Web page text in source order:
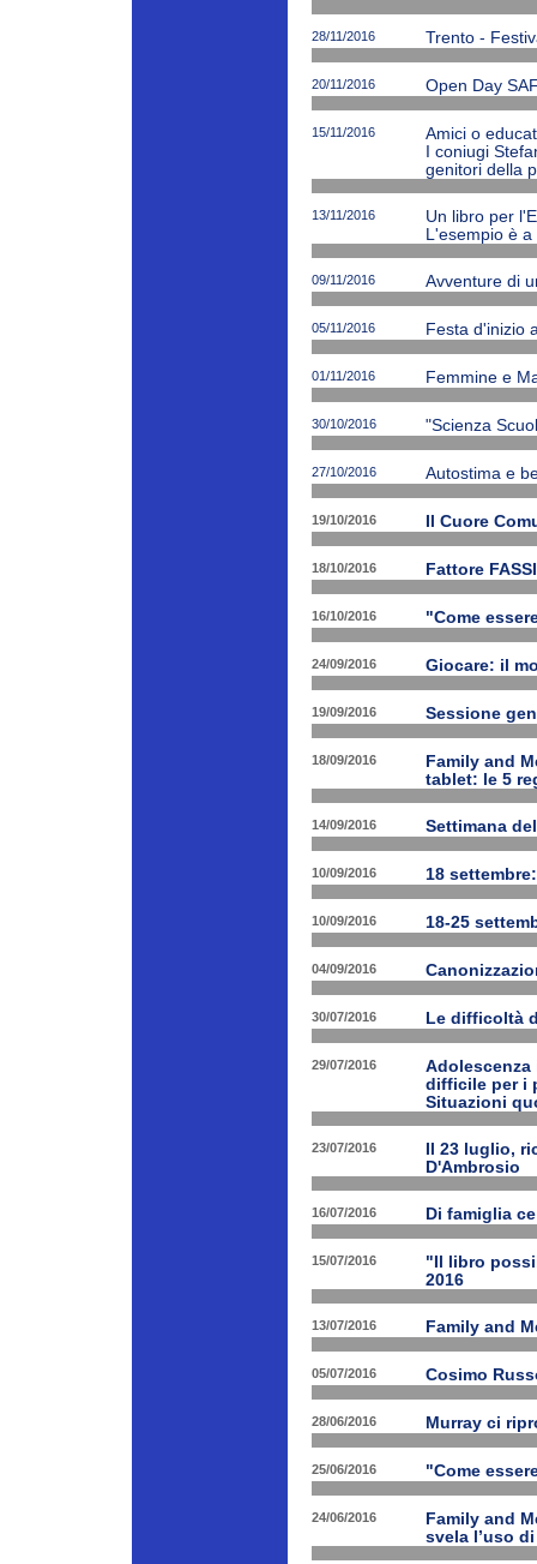
28/11/2016 Trento -
20/11/2016 Open Day
15/11/2016
Amici o
I coniugi
genitori della
13/11/2016
Un libro per
L'esempio è a
09/11/2016 Avventure di
05/11/2016 Festa d'inizio
01/11/2016 Femmine e
30/10/2016 "Scienza
27/10/2016 Autostima e
19/10/2016 Il Cuore
18/10/2016 Fattore FASSI
16/10/2016 "Come
24/09/2016 Giocare: il
19/09/2016 Sessione
18/09/2016
Family and
tablet: le 5
14/09/2016 Settimana
10/09/2016 18
10/09/2016 18-25
04/09/2016
30/07/2016 Le difficoltà
29/07/2016
difficile per i
Situazioni
23/07/2016
Il 23 luglio,
D'Ambrosio
16/07/2016 Di famiglia
15/07/2016
"Il libro
2016
13/07/2016 Family and
05/07/2016 Cosimo
28/06/2016 Murray ci
25/06/2016 "Come
24/06/2016
Family and
svela l’uso